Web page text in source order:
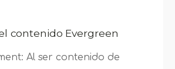
contenido Evergreen
Al ser contenido de